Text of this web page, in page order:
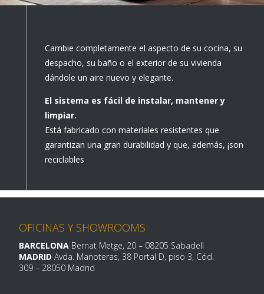
Cambie completamente el aspecto de su cocina, su
despacho, su baño o el exterior de su vivienda
dándole un aire nuevo y elegante.
El sistema es fácil de instalar, mantener y
limpiar.
Está fabricado con materiales resistentes que
garantizan una gran durabilidad y que, además, ¡son
reciclables
OFICINAS Y SHOWROOMS
BARCELONA Bernat Metge, 20– 08205 Sabadell
MADRID Avda. Manoteras, 38 Portal D, piso 3, Cód.
309 – 28050 Madrid